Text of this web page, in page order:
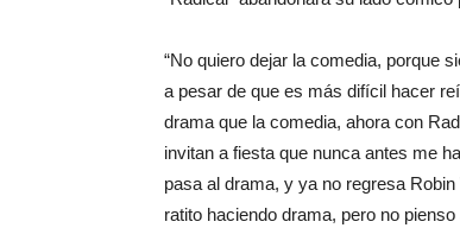
“No quiero dejar la comedia, porque
a pesar de que es más difícil hacer
drama que la comedia, ahora con
invitan a fiesta que nunca antes me
pasa al drama, y ya no regresa
ratito haciendo drama, pero no